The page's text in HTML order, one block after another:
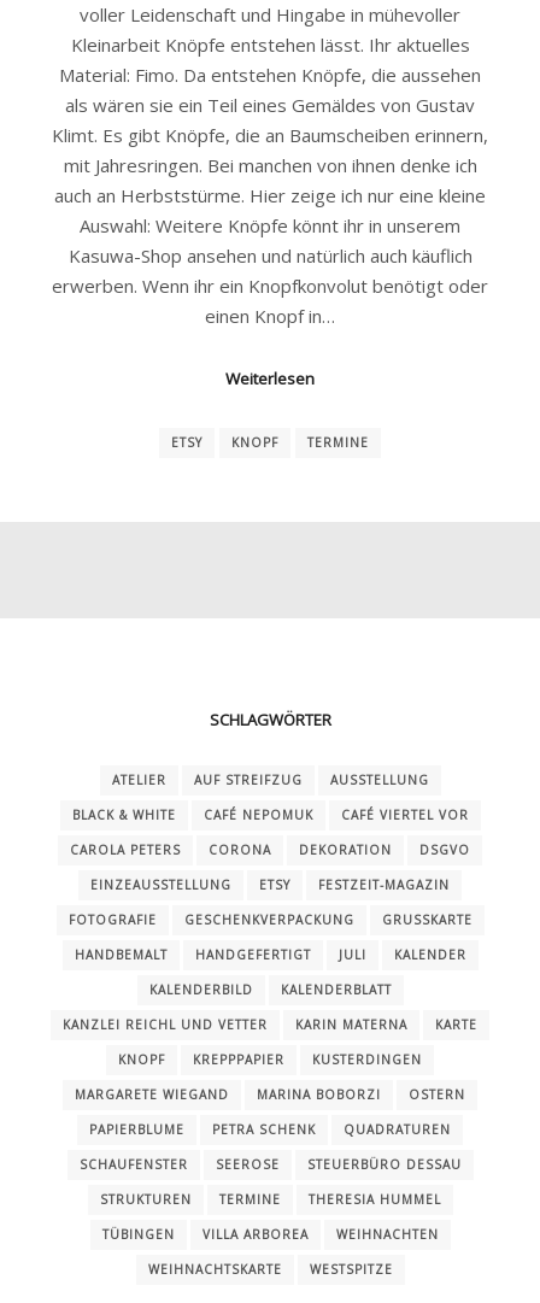
voller Leidenschaft und Hingabe in mühevoller
Kleinarbeit Knöpfe entstehen lässt. Ihr aktuelles
Material: Fimo. Da entstehen Knöpfe, die aussehen
als wären sie ein Teil eines Gemäldes von Gustav
Klimt. Es gibt Knöpfe, die an Baumscheiben erinnern,
mit Jahresringen. Bei manchen von ihnen denke ich
auch an Herbststürme. Hier zeige ich nur eine kleine
Auswahl: Weitere Knöpfe könnt ihr in unserem
Kasuwa-Shop ansehen und natürlich auch käuflich
erwerben. Wenn ihr ein Knopfkonvolut benötigt oder
einen Knopf in…
Weiterlesen
ETSY KNOPF TERMINE
SCHLAGWÖRTER
ATELIER AUF STREIFZUG AUSSTELLUNG
BLACK & WHITE CAFÉ NEPOMUK CAFÉ VIERTEL VOR
CAROLA PETERS CORONA DEKORATION DSGVO
EINZEAUSSTELLUNG ETSY FESTZEIT-MAGAZIN
FOTOGRAFIE GESCHENKVERPACKUNG GRUSSKARTE
HANDBEMALT HANDGEFERTIGT JULI KALENDER
KALENDERBILD KALENDERBLATT
KANZLEI REICHL UND VETTER KARIN MATERNA KARTE
KNOPF KREPPPAPIER KUSTERDINGEN
MARGARETE WIEGAND MARINA BOBORZI OSTERN
PAPIERBLUME PETRA SCHENK QUADRATUREN
SCHAUFENSTER SEEROSE STEUERBÜRO DESSAU
STRUKTUREN TERMINE THERESIA HUMMEL
TÜBINGEN VILLA ARBOREA WEIHNACHTEN
WEIHNACHTSKARTE WESTSPITZE